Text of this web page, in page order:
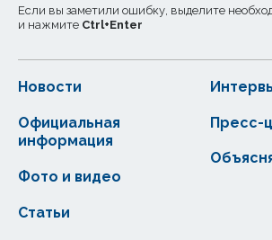
Если вы заметили ошибку, выделите
и нажмите Ctrl+Enter
Новости
Статьи
Официальная
информация
Фото и видео
Пресс-